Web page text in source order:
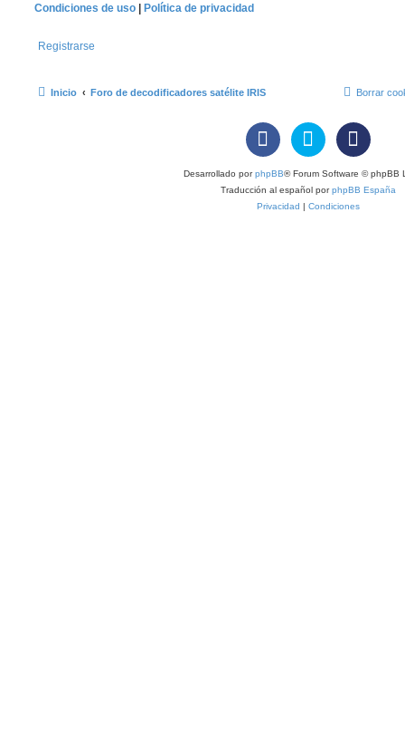
Condiciones de uso | Política de privacidad
Registrarse
Inicio Foro de decodificadores satélite IRIS Borrar
Desarrollado porphpBB® Forum Software © phpBB
Traducción al español porphpBB España
Privacidad | Condiciones